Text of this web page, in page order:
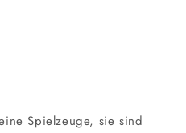
Spielzeuge, sie sind